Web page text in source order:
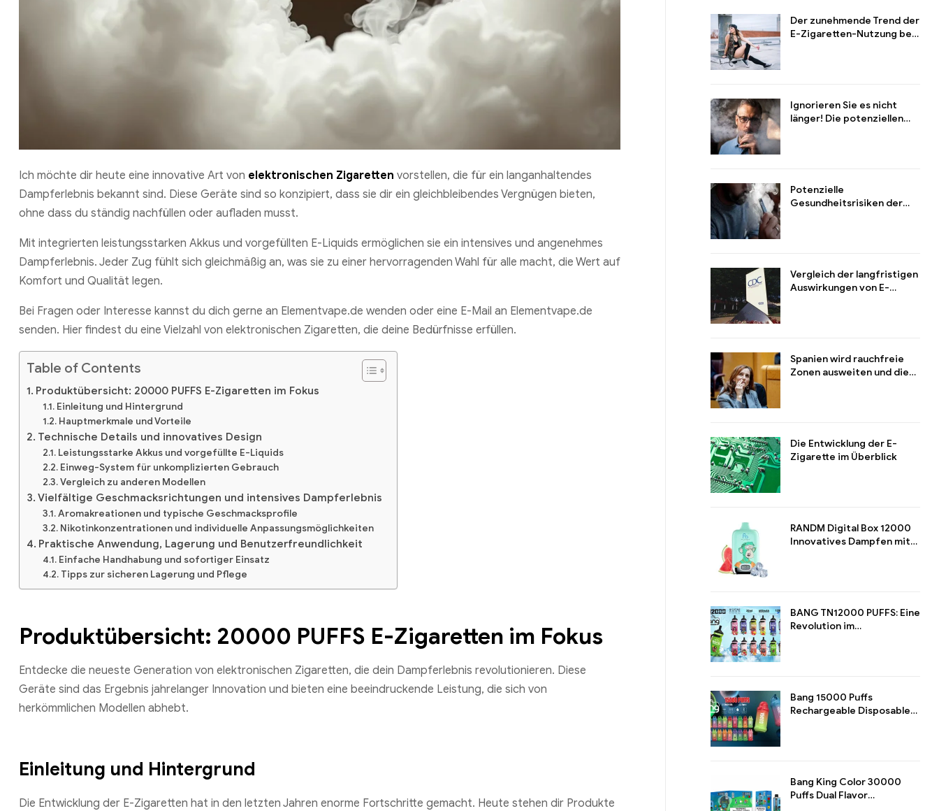
Ich möchte dir heute eine innovative Art von elektronischen Zigaretten vorstellen, die für ein langanhaltendes
Dampferlebnis bekannt sind. Diese Geräte sind so konzipiert, dass sie dir ein gleichbleibendes Vergnügen bieten,
ohne dass du ständig nachfüllen oder aufladen musst.
Mit integrierten leistungsstarken Akkus und vorgefüllten E-Liquids ermöglichen sie ein intensives und angenehmes
Dampferlebnis. Jeder Zug fühlt sich gleichmäßig an, was sie zu einer hervorragenden Wahl für alle macht, die Wert auf
Komfort und Qualität legen.
Bei Fragen oder Interesse kannst du dich gerne an Elementvape.de wenden oder eine E-Mail an Elementvape.de
senden. Hier findest du eine Vielzahl von elektronischen Zigaretten, die deine Bedürfnisse erfüllen.
Table of Contents
Produktübersicht: 20000 PUFFS E-Zigaretten im Fokus
Einleitung und Hintergrund
Hauptmerkmale und Vorteile
Technische Details und innovatives Design
Leistungsstarke Akkus und vorgefüllte E-Liquids
Einweg-System für unkomplizierten Gebrauch
Vergleich zu anderen Modellen
Vielfältige Geschmacksrichtungen und intensives Dampferlebnis
Aromakreationen und typische Geschmacksprofile
Nikotinkonzentrationen und individuelle Anpassungsmöglichkeiten
Praktische Anwendung, Lagerung und Benutzerfreundlichkeit
Einfache Handhabung und sofortiger Einsatz
Tipps zur sicheren Lagerung und Pflege
Produktübersicht: 20000 PUFFS E-Zigaretten im Fokus
Entdecke die neueste Generation von elektronischen Zigaretten, die dein Dampferlebnis revolutionieren. Diese
Geräte sind das Ergebnis jahrelanger Innovation und bieten eine beeindruckende Leistung, die sich von
herkömmlichen Modellen abhebt.
Einleitung und Hintergrund
Die Entwicklung der E-Zigaretten hat in den letzten Jahren enorme Fortschritte gemacht. Heute stehen dir Produkte
Der zunehmende Trend der
E-Zigaretten-Nutzung bei
Ignorieren Sie es nicht
länger! Die potenziellen
Menschen in der Nähe
Potenzielle
Gesundheitsrisiken der
Vergleich der langfristigen
Auswirkungen von E-
Spanien wird rauchfreie
Zonen ausweiten und die
Die Entwicklung der E-
Zigarette im Überblick
RANDM Digital Box 12000
Innovatives Dampfen mit
BANG TN12000 PUFFS: Eine
Revolution im
Bang 15000 Puffs
Rechargeable Disposable
Bang King Color 30000
Puffs Dual Flavor